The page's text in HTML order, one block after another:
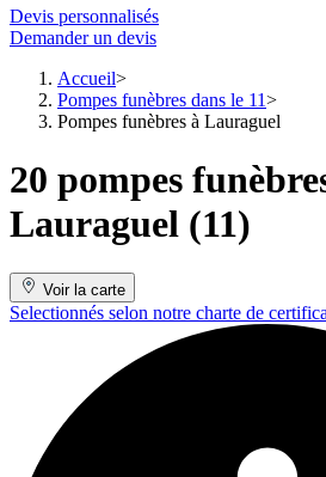
Devis personnalisés
Demander un devis
Accueil
Pompes funèbres dans le 11
Pompes funèbres à Lauraguel
20 pompes
Lauraguel (11)
Voir la carte
Selectionnés selon notre charte de